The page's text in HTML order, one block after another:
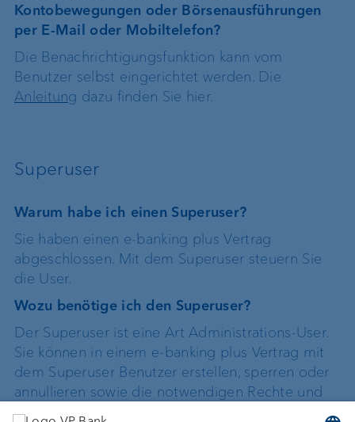
Kontobewegungen oder Börsenausführungen
per E-Mail oder Mobiltelefon?
Die Benachrichtigungsfunktion kann vom
Benutzer selbst eingerichtet werden. Die
Anleitung dazu finden Sie hier.
Superuser
Warum habe ich einen Superuser?
Sie haben einen e-banking plus Vertrag
abgeschlossen. Mit dem Superuser steuern Sie
die User.
Wozu benötige ich den Superuser?
Der Superuser ist eine Art Administrations-User.
Sie können in einem e-banking plus Vertrag mit
dem Superuser Benutzer erstellen, sperren oder
annullieren sowie die notwendigen Rechte und
Kunden zuteilen.